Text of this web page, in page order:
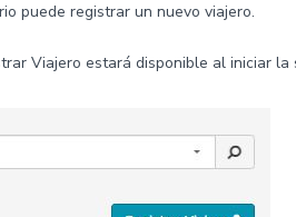
puede registrar un nuevo viajero.
Viajero estará disponible al iniciar la